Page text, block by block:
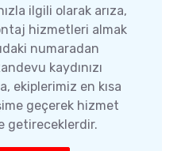
ilgili olarak arıza,
hizmetleri almak
numaradan
kaydınızı
ekiplerimiz en kısa
geçerek hizmet
getireceklerdir.